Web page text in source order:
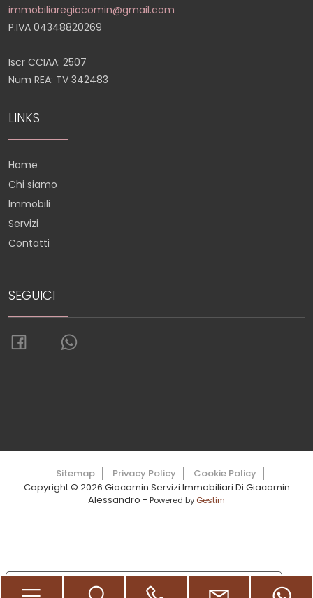
immobiliaregiacomin@gmail.com
P.IVA 04348820269
Iscr CCIAA: 2507
Num REA: TV 342483
LINKS
Home
Chi siamo
Immobili
Servizi
Contatti
SEGUICI
Sitemap Privacy Policy
Cookie Policy
Copyright © 2026 Giacomin Servizi Immobiliari Di Giacomin
Alessandro - Powered by Gestim
Le tue preferenze relative alla privacy